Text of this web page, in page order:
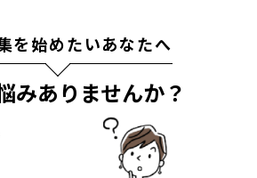
を始めたいあなたへ
みありませんか？